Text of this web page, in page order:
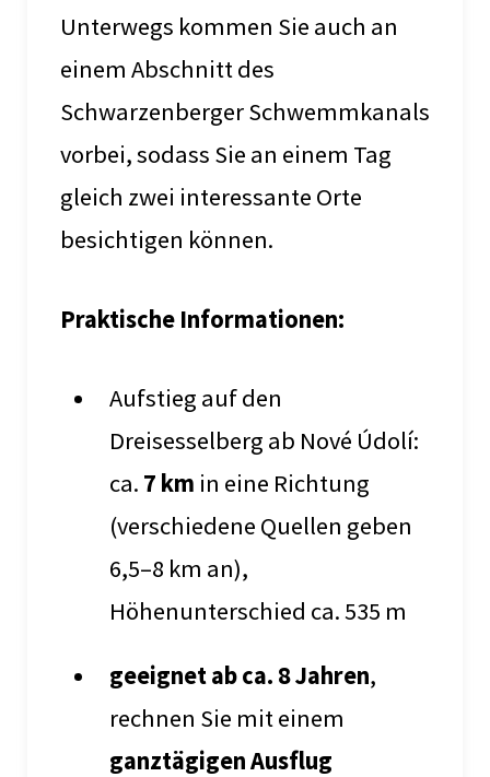
Unterwegs kommen Sie auch an
einem Abschnitt des
Schwarzenberger Schwemmkanals
vorbei, sodass Sie an einem Tag
gleich zwei interessante Orte
besichtigen können.
Praktische Informationen:
Aufstieg auf den
Dreisesselberg ab Nové Údolí:
ca. 7 km in eine Richtung
(verschiedene Quellen geben
6,5–8 km an),
Höhenunterschied ca. 535 m
geeignet ab ca. 8 Jahren,
rechnen Sie mit einem
ganztägigen Ausflug